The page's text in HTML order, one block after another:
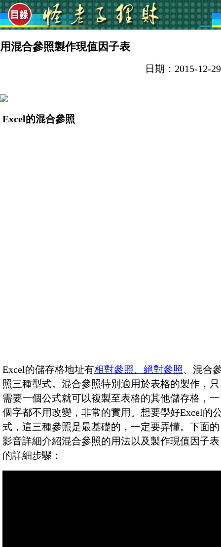
用混合參照製作現值因子表
日期：2015-12-29
Excel的混合參照
Excel的儲存格地址有相對參照、絕對參照、混合
照三種型式。混合參照特別適用於表格的製作，只
需要一個公式就可以複製至表格的其他儲存格，一
個字都不用改變，非常的實用。想要學好Excel的
式，這三種參照是最基礎的，一定要弄懂。下面的
影音詳細介紹混合參照的用法以及製作現值因子表
的詳細步驟：